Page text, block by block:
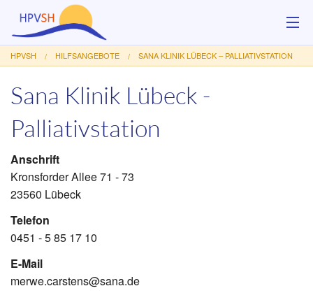
Über uns
Hilfsangebote
Veranstaltungen
Service
Kontakt
HPVSH HILFSANGEBOTE SANA KLINIK LÜBECK – PALLIATIVSTATION
Sana Klinik Lübeck -
Palliativstation
Anschrift
Kronsforder Allee 71 - 73
23560 Lübeck
Telefon
0451 - 5 85 17 10
E-Mail
merwe.carstens@sana.de